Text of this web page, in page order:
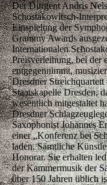
Der Dirigent Andris
Schostakowitsch-
Einspielung der
Grammy Awards
Internationalen
Preisverleihung, bei der
entgegennimmt,
Dresdner
Staatskapelle Dresden,
wesentlich mitgestaltet
Dresdner
Saxophonist Johannes
einer „Konferenz bei
laden. Sämtliche
Honorar. Sie erhalten
der Kammermusik der
über 150 Jahren üblich